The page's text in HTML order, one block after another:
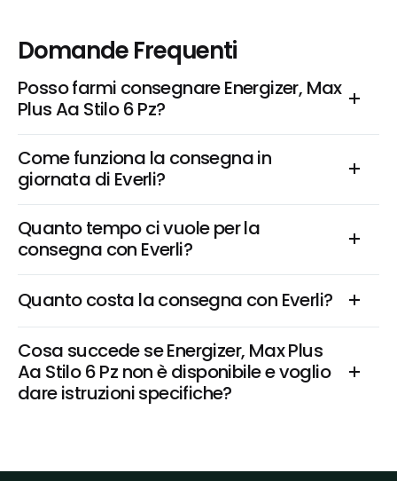
Domande Frequenti
Posso farmi consegnare Energizer, Max
Plus Aa Stilo 6 Pz?
Come funziona la consegna in
giornata di Everli?
Quanto tempo ci vuole per la
consegna con Everli?
Quanto costa la consegna con Everli?
Cosa succede se Energizer, Max Plus
Aa Stilo 6 Pz non è disponibile e voglio
dare istruzioni specifiche?